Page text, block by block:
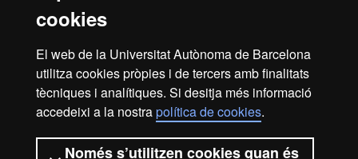
cookies
El web de la Universitat Autònoma de Barcelona
utilitza cookies pròpies i de tercers amb finalitats
tècniques i analítiques. Si desitja més informació
accedeixi a la nostrapolítica de cookies.
Només s’utilitzen cookies quan és
Oferta d’idiomes per al professorat
Consulta els cursos i les convocatòries d’exàmens que ofereix el
Servei de Llengües al personal acadèmic durant el curs 2026-
Totes les notícies